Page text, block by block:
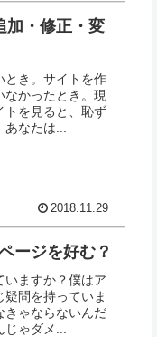
加・修正・変
とき。サイトを作
かったとき。現
トを見ると、恥ず
なたは...
2018.11.29
ージを好む？
いますか？僕はア
問を持っていま
きゃならないんだ
ゃダメ...